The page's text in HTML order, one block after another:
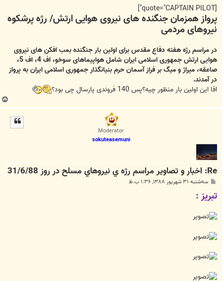
ت
پرواز همزمان جنگنده های نیروی هوایی ارتش/ رژه پرشکوه
نیروهای مردمی
در مراسم رژه هفته دفاع مقدس برای اولین بار جنگنده بمب افکن های نیروی
هوایی ارتش جمهوری اسلامی ایران شامل هواپیماهای سوخو، اف 4، اف 5،
صاعقه، میراژ و میگ بر فراز آسمان حرم بنیانگذار جمهوری اسلامی ایران به پرواز
در آمدند.
اقا این اولین بار منظور چیه؟پس 140 فروندی پارسال چی بود؟
ب
ا
Moderator
sokuteasemuni
Re: اخبار و تصاوير مراسم رژه ي نيروهاي مسلح در روز 31/6/88
پ
ت
سه‌شنبه ۳۱ شهریور ۱۳۸۸, ۱:۳۶ ب.ظ
تبريز :